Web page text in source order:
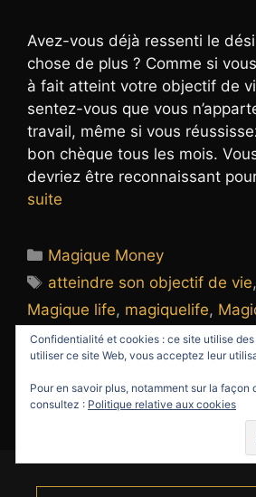
Avez-vous déjà ressenti le
chose de plus ? Comme si
à fait atteint votre objectif de
sentez-vous que vous
travail, même si vous
bon chèque tous les mois.
devriez être reconnaissant
suite
Catégories
Magique Money
Étiquettes
atteindre son objectif de vie,
Magique life, magiquelife,
mission de vie,objectif de vie,
peur,vivre ses rêves
Laisser un commentaire
Confidentialité et cookies : ce site utilise
utiliser ce site Web, vous acceptez leur
Pour en savoir plus, notamment sur la façon
consultez : Politique relative aux cookies